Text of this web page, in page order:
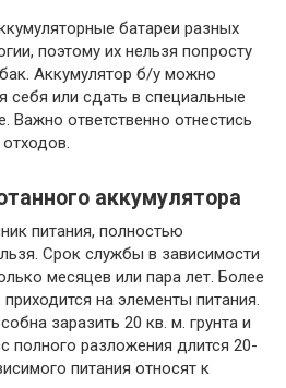
батареи разных
поэтому их нельзя попросту
Аккумулятор б/у можно
себя или сдать в специальные
Важно ответственно отнестись
аккумулятора
питания, полностью
Срок службы в зависимости
месяцев или пара лет. Более
на элементы питания.
заразить 20 кв. м. грунта и
полного разложения длится 20-
питания относят к